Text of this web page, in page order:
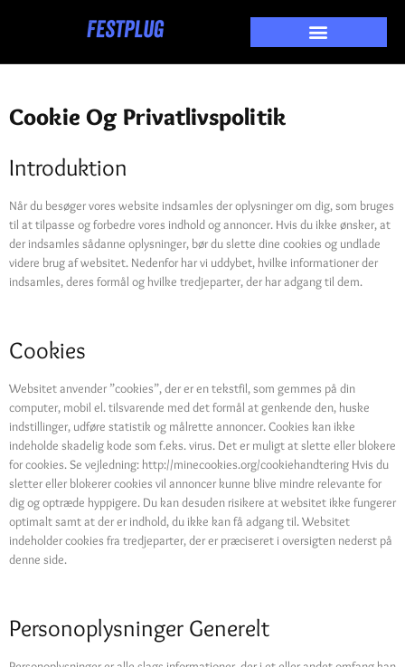
Cookie Og
Privatlivspolitik
Cookie Og Privatlivspolitik
Introduktion
Når du besøger vores website indsamles der oplysninger om dig, som bruges
til at tilpasse og forbedre vores indhold og annoncer. Hvis du ikke ønsker, at
der indsamles sådanne oplysninger, bør du slette dine cookies og undlade
videre brug af websitet. Nedenfor har vi uddybet, hvilke informationer der
indsamles, deres formål og hvilke tredjeparter, der har adgang til dem.
Cookies
Websitet anvender ”cookies”, der er en tekstfil, som gemmes på din
computer, mobil el. tilsvarende med det formål at genkende den, huske
indstillinger, udføre statistik og målrette annoncer. Cookies kan ikke
indeholde skadelig kode som f.eks. virus. Det er muligt at slette eller blokere
for cookies. Se vejledning: http://minecookies.org/cookiehandtering Hvis du
sletter eller blokerer cookies vil annoncer kunne blive mindre relevante for
dig og optræde hyppigere. Du kan desuden risikere at websitet ikke fungerer
optimalt samt at der er indhold, du ikke kan få adgang til. Websitet
indeholder cookies fra tredjeparter, der er præciseret i oversigten nederst på
denne side.
Personoplysninger Generelt